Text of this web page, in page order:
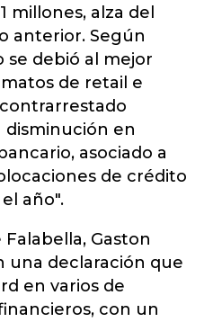
millones, alza del
anterior. Según
debió al mejor
de retail e
en
asociado a
de crédito
año".
Gaston
una declaración que
en varios de
con un